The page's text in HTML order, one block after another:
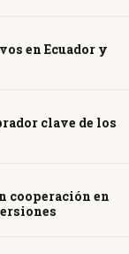
en Ecuador y
clave de los
cooperación en